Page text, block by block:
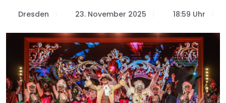
Dresden 23. November 2025 18:59 Uhr